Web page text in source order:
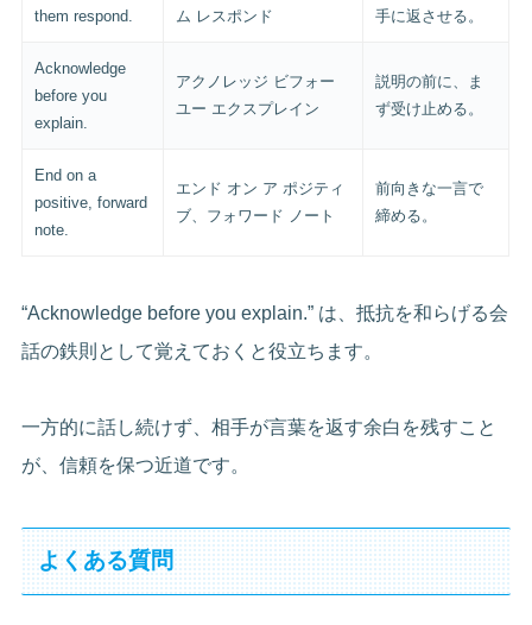
them respond.
ム レスポンド
手に返させる。
Acknowledge
before you
explain.
アクノレッジ ビフォー
ユー エクスプレイン
説明の前に、ま
ず受け止める。
End on a
positive, forward
note.
エンド オン ア ポジティ
ブ、フォワード ノート
前向きな一言で
締める。
“Acknowledge before you explain.” は、抵抗を和らげる会
話の鉄則として覚えておくと役立ちます。
一方的に話し続けず、相手が言葉を返す余白を残すこと
が、信頼を保つ近道です。
よくある質問